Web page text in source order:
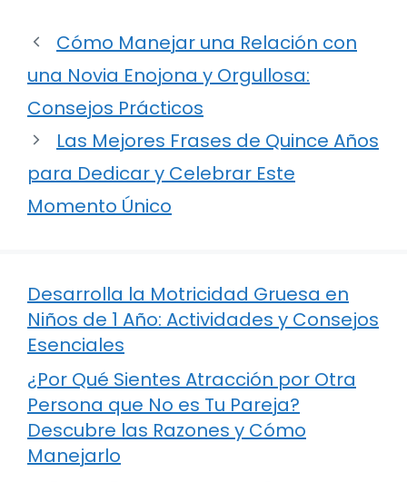
Cómo Manejar una Relación con
una Novia Enojona y Orgullosa:
Consejos Prácticos
Las Mejores Frases de Quince Años
para Dedicar y Celebrar Este
Momento Único
Desarrolla la Motricidad Gruesa en
Niños de 1 Año: Actividades y Consejos
Esenciales
¿Por Qué Sientes Atracción por Otra
Persona que No es Tu Pareja?
Descubre las Razones y Cómo
Manejarlo